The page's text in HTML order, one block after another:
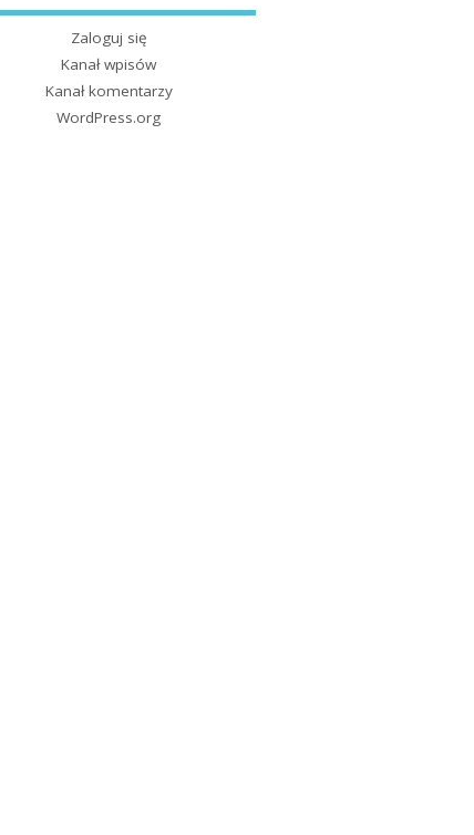
Zaloguj się
Kanał wpisów
Kanał komentarzy
WordPress.org